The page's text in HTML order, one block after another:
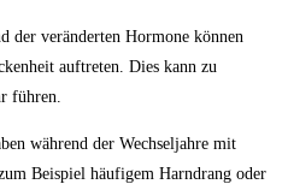
der veränderten Hormone können
auftreten.⁣ Dies kann zu
führen.
während der Wechseljahre mit
Beispiel häufigem Harndrang oder